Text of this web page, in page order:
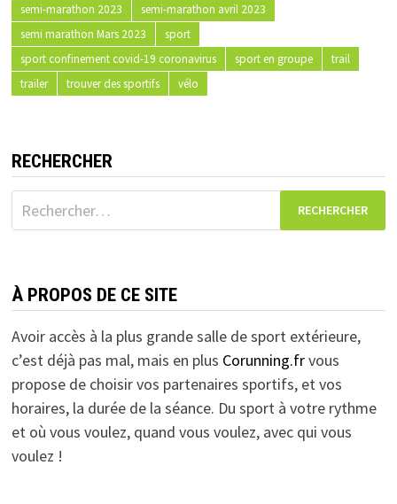
semi-marathon 2023
semi-marathon avril 2023
semi marathon Mars 2023
sport
sport confinement covid-19 coronavirus
sport en groupe
trail
trailer
trouver des sportifs vélo
RECHERCHER
Rechercher :
À PROPOS DE CE SITE
Avoir accès à la plus grande salle de sport extérieure,
c’est déjà pas mal, mais en plus Corunning.frvous
propose de choisir vos partenaires sportifs, et vos
horaires, la durée de la séance. Du sport à votre rythme
et où vous voulez, quand vous voulez, avec qui vous
voulez !